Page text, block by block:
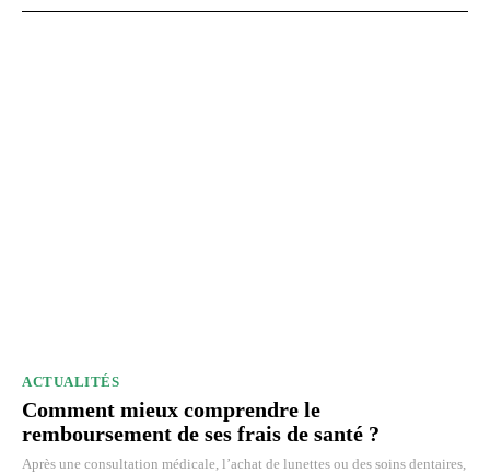
ACTUALITÉS
Comment mieux comprendre le
remboursement de ses frais de santé ?
Après une consultation médicale, l’achat de lunettes ou des soins dentaires,